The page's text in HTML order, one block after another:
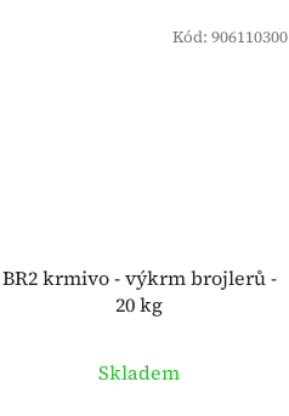
BR2 krmivo - výkrm brojlerů -
20 kg
Skladem
Kód: 906110300